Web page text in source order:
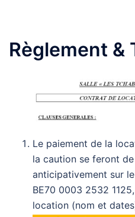
Règlement &
Le paiement de la
la caution se feront
anticipativement sur le
BE70 0003 2532
location (nom et